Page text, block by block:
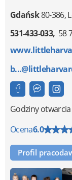
Gdańsk80-386,
531-433-033 58
Godziny otwarcia
Ocena6.0
Profil